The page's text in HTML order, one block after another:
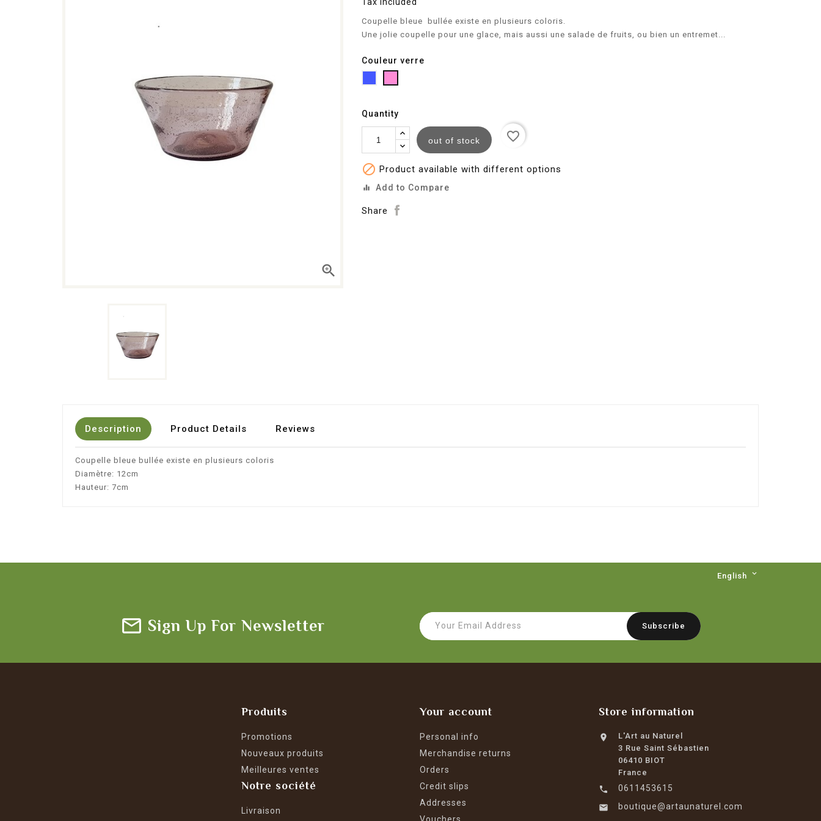

Coupelle bleue bullée existe en plusieurs coloris.
Une jolie coupelle pour une glace, mais aussi une salade de fruits, ou bien un entremet...
Couleur verre
Quantity
out of stock favorite_border
 Product available with different options
equalizer Add to Compare
Share
Description Product Details Reviews
Coupelle bleue bullée existe en plusieurs coloris
Diamètre: 12cm
Hauteur: 7cm
English 
Sign Up For Newsletter
Produits
Promotions
Nouveaux produits
Meilleures ventes
Notre société
Livraison
Your account
Personal info
Merchandise returns
Orders
Credit slips
Addresses
Store information

L'Art au Naturel
3 Rue Saint Sébastien
06410 BIOT
France

0611453615

boutique@artaunaturel.com